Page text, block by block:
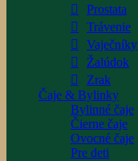
Prostata
Trávenie
Vaječníky
Žalúdok
Zrak
Čaje & Bylinky
Bylinné čaje
Čierne čaje
Ovocné čaje
Pre deti